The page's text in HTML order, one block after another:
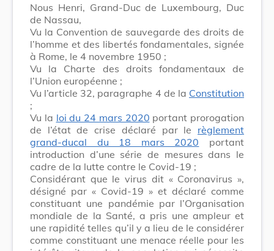
Nous Henri, Grand-Duc de Luxembourg, Duc
de Nassau,
Vu la Convention de sauvegarde des droits de
l’homme et des libertés fondamentales, signée
à Rome, le 4 novembre 1950 ;
Vu la Charte des droits fondamentaux de
l’Union européenne ;
Vu l’article 32, paragraphe 4 de la Constitution
;
Vu la loi du 24 mars 2020 portant prorogation
de l’état de crise déclaré par le règlement
grand-ducal du 18 mars 2020 portant
introduction d’une série de mesures dans le
cadre de la lutte contre le Covid-19 ;
Considérant que le virus dit « Coronavirus »,
désigné par « Covid-19 » et déclaré comme
constituant une pandémie par l’Organisation
mondiale de la Santé, a pris une ampleur et
une rapidité telles qu’il y a lieu de le considérer
comme constituant une menace réelle pour les